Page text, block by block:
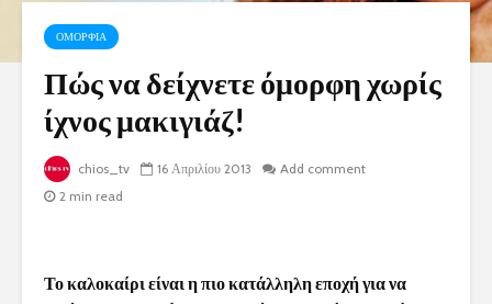
ΟΜΟΡΦΙΑ
Πώς να δείχνετε όμορφη χωρίς
ίχνος μακιγιάζ!
chios_tv 16 Απριλίου 2013
Add comment
2 min read
Το καλοκαίρι είναι η πιο κατάλληλη εποχή για να